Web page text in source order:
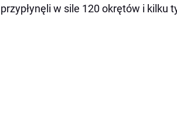
przypłynęli w sile 120 okrętów i kilku